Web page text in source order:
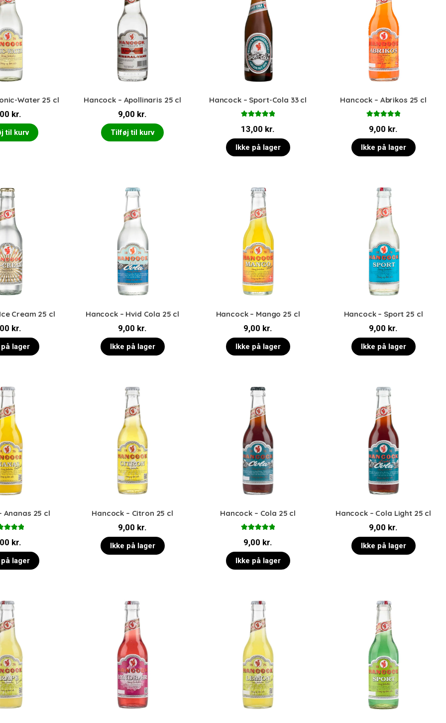
Water 25 cl
kr.
til kurv
Hancock – Apollinaris 25 cl
9,00 kr.
Tilføj til kurv
Hancock – Sport-Cola 33 cl
5.00ud af 5
13,00 kr.
Ikke på lager
Hancock – Abrikos 25 cl
5.00ud af 5
9,00 kr.
Ikke på lager
Cream 25 cl
kr.
lager
Hancock – Hvid Cola 25 cl
9,00 kr.
Ikke på lager
Hancock – Mango 25 cl
9,00 kr.
Ikke på lager
Hancock – Sport 25 cl
9,00 kr.
Ikke på lager
Ananas 25 cl
ud af 5
kr.
lager
Hancock – Citron 25 cl
9,00 kr.
Ikke på lager
Hancock – Cola 25 cl
5.00ud af 5
9,00 kr.
Ikke på lager
Hancock – Cola Light 25 cl
9,00 kr.
Ikke på lager